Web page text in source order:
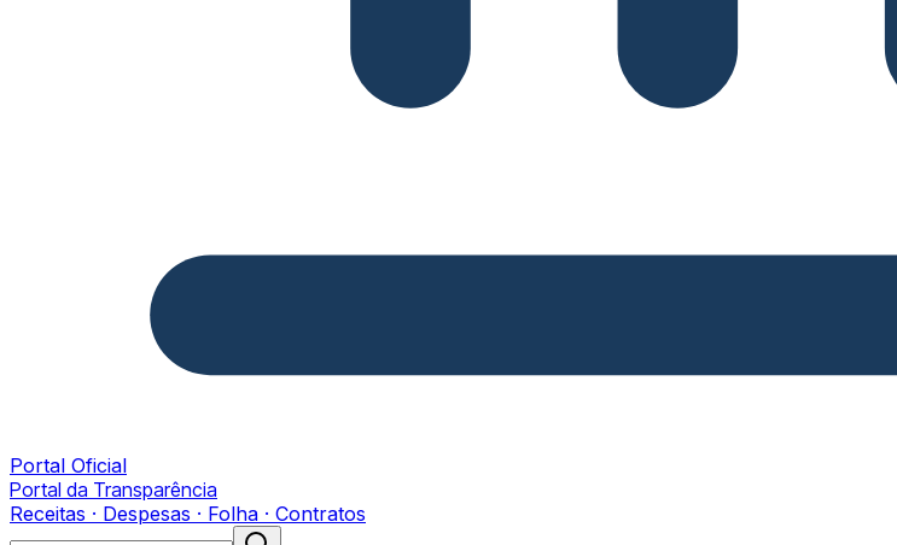
Portal Oficial
Portal da Transparência
Receitas · Despesas · Folha · Contratos